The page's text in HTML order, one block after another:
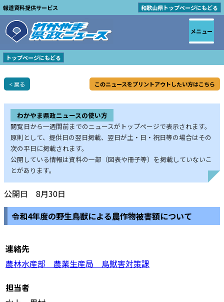
報道資料提供サービス 和歌山県トップページにもどる
トップページにもどる
< 戻る このニュースをプリントアウトしたい方はこちら
わかやま県政ニュースの使い方
閲覧日から一週間前までのニュースがトップページで表示されます。
原則として、提供日の翌日掲載、翌日が土・日・祝日等の場合はその
次の平日に掲載されます。
公開している情報は資料の一部（図表や冊子等）を掲載していないこ
とがあります。
公開日 8月30日
令和4年度の野生鳥獣による農作物被害額について
連絡先
農林水産部 農業生産局 鳥獣害対策課
担当者
メニュー